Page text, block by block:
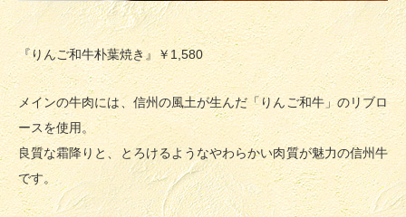
『りんご和牛朴葉焼き』￥1,580
メインの牛肉には、信州の風土が生んだ「りんご和牛」のリブロ
ースを使用。
良質な霜降りと、とろけるようなやわらかい肉質が魅力の信州牛
です。